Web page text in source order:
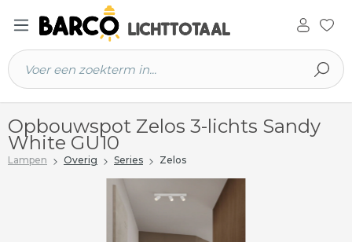
hoofdinhoud
Opbouwspot Zelos 3-lichts Sandy
White GU10
Lampen Overig Series Zelos